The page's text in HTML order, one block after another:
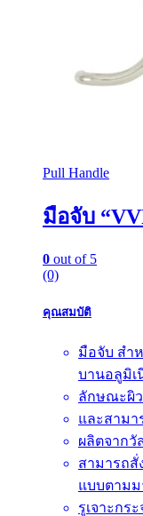
Pull Handle
มือจับ
0 out of 5
(0)
คุณสมบัติ
มือจับ สำ
บานอลูมิเ
ลักษณะผิว
และสามา
ผลิตจากวั
สามารถสั่
แบบตามม
รูเจาะกร